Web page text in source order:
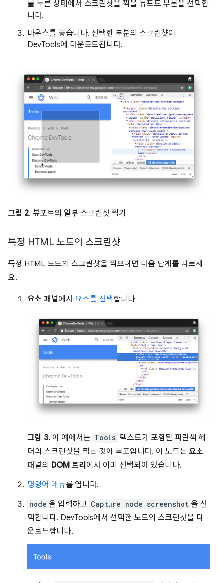
를 누른 상태에서 스크린샷을 찍을 뷰포트 부분을 선택합
니다.
마우스를 놓습니다. 선택한 부분의 스크린샷이
DevTools에 다운로드됩니다.
그림 2. 뷰포트의 일부 스크린샷 찍기
특정 HTML 노드의 스크린샷
특정 HTML 노드의 스크린샷을 찍으려면 다음 단계를 따르세
요.
요소 패널에서 요소를 선택합니다.
그림 3. 이 예에서는 Tools 텍스트가 포함된 파란색 헤
더의 스크린샷을 찍는 것이 목표입니다. 이 노드는 요소
패널의 DOM 트리 에서 이미 선택되어 있습니다.
명령어 메뉴를 엽니다.
node 을 입력하고 Capture node screenshot 을 선
택합니다. DevTools에서 선택한 노드의 스크린샷을 다
운로드합니다.